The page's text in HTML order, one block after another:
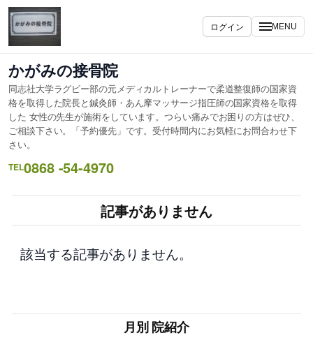
内
容
を
キ
ッ
プ
ログイン MENU
かがみの接骨院
同志社大学ラグビー部の元メディカルトレーナーで柔道整復師の国家資
格を取得した院長と鍼灸師・あん摩マッサージ指圧師の国家資格を取得
した 女性の先生が施術をしています。つらい痛みでお困りの方はぜひ、
ご相談下さい。「予約優先」です。受付時間内にお気軽にお問合わせ下
さい。
TEL0868 -54-4970
記事がありません
該当する記事がありません。
月別 院紹介